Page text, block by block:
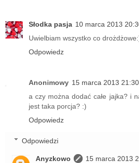
Słodka pasja 10 marca 2013
Uwielbiam wszystko co
Odpowiedz
Anonimowy 15 marca 2013 21:30
a czy można dodać całe jajka? i
jest taka porcja? :)
Odpowiedz
Odpowiedzi
Anyzkowo
15 marca 2013